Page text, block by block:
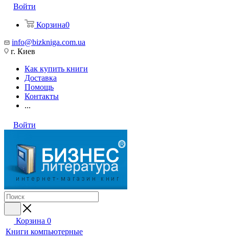
Войти
Корзина0
info@bizkniga.com.ua
г. Киев
Как купить книги
Доставка
Помощь
Контакты
...
Войти
Корзина 0
Книги компьютерные